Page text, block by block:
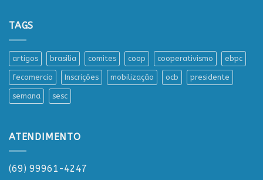
TAGS
artigos brasilia comites coop cooperativismo ebpc
fecomercio Inscrições mobilização ocb presidente
semana sesc
ATENDIMENTO
(69) 99961-4247